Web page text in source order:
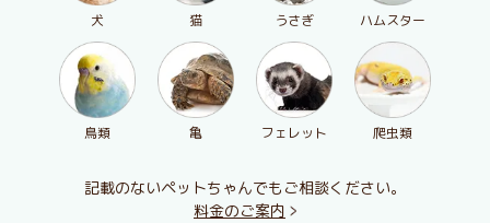
犬 猫 うさぎ ハムスター
鳥類 亀 フェレット 爬虫類
記載のないペットちゃんでもご相談ください。
料金のご案内